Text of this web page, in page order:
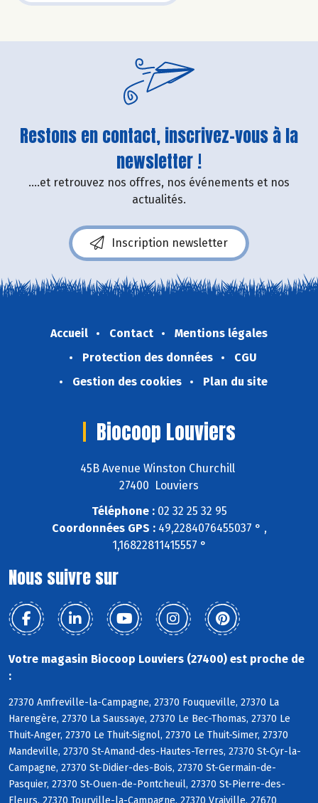
Restons en contact, inscrivez-vous à la
newsletter !
....et retrouvez nos offres, nos événements et nos
actualités.
Inscription newsletter
Accueil Contact
Mentions légales
Protection des données
CGU
Gestion des cookies
Plan du site
Biocoop Louviers
45B Avenue Winston Churchill
27400 Louviers
Téléphone :02 32 25 32 95
Coordonnées GPS :49,2284076455037 ° ,
1,16822811415557 °
Nous suivre sur
Votre magasin Biocoop Louviers (27400) est proche de
:
27370 Amfreville-la-Campagne, 27370 Fouqueville, 27370 La
Harengère, 27370 La Saussaye, 27370 Le Bec-Thomas, 27370 Le
Thuit-Anger, 27370 Le Thuit-Signol, 27370 Le Thuit-Simer, 27370
Mandeville, 27370 St-Amand-des-Hautes-Terres, 27370 St-Cyr-la-
Campagne, 27370 St-Didier-des-Bois, 27370 St-Germain-de-
Pasquier, 27370 St-Ouen-de-Pontcheuil, 27370 St-Pierre-des-